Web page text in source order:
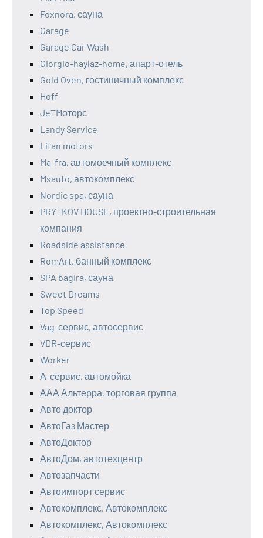
Foxnora, сауна
Garage
Garage Car Wash
Giorgio-haylaz-home, апарт-отель
Gold Oven, гостиничный комплекс
Hoff
JeTMоторс
Landy Service
Lifan motors
Ma-fra, автомоечный комплекс
Msauto, автокомплекс
Nordic spa, сауна
PRYTKOV HOUSE, проектно-строительная
компания
Roadside assistance
RomArt, банный комплекс
SPA bagira, сауна
Sweet Dreams
Top Speed
Vag-сервис, автосервис
VDR-сервис
Worker
А-сервис, автомойка
ААА Альтерра, торговая группа
Авто доктор
АвтоГаз Мастер
АвтоДоктор
АвтоДом, автотехцентр
Автозапчасти
Автоимпорт сервис
Автокомплекс, Автокомплекс
Автокомплекс, Автокомплекс